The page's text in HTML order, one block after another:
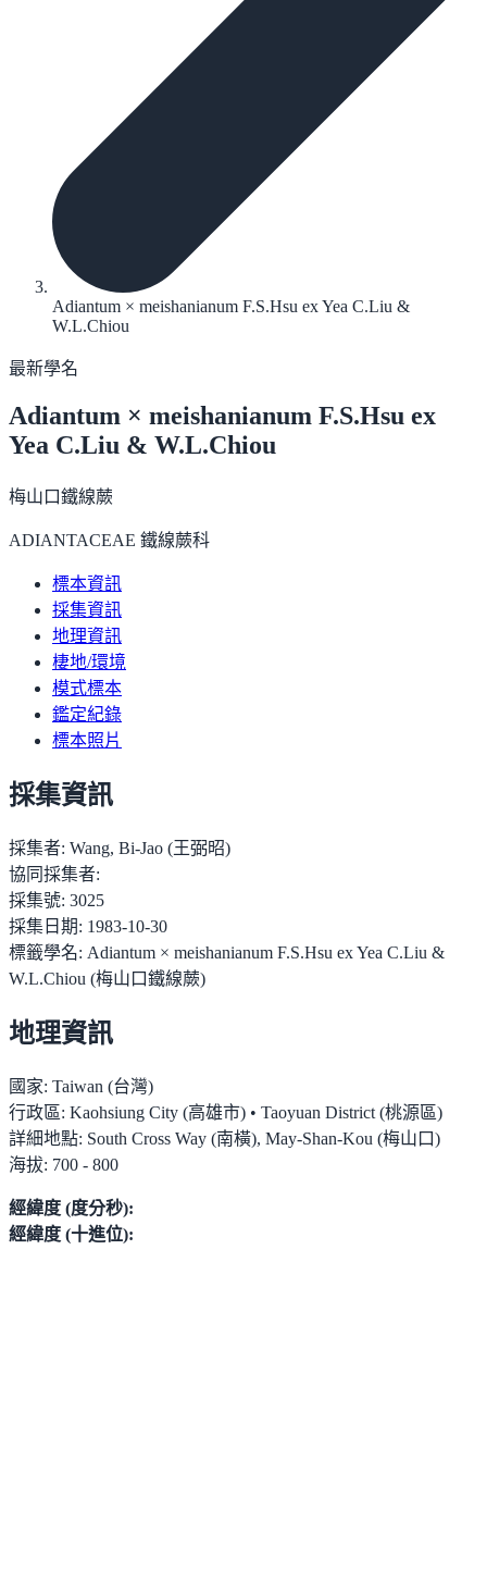
Adiantum × meishanianum F.S.Hsu ex Yea C.Liu &
W.L.Chiou
最新學名
Adiantum × meishanianum F.S.Hsu ex
Yea C.Liu & W.L.Chiou
梅山口鐵線蕨
ADIANTACEAE 鐵線蕨科
標本資訊
採集資訊
地理資訊
棲地/環境
模式標本
鑑定紀錄
標本照片
採集資訊
採集者: Wang, Bi-Jao (王弼昭)
協同採集者:
採集號: 3025
採集日期: 1983-10-30
標籤學名: Adiantum × meishanianum F.S.Hsu ex Yea C.Liu &
W.L.Chiou (梅山口鐵線蕨)
地理資訊
國家: Taiwan (台灣)
行政區: Kaohsiung City (高雄市) • Taoyuan District (桃源區)
詳細地點: South Cross Way (南橫), May-Shan-Kou (梅山口)
海拔: 700 - 800
經緯度 (度分秒):
經緯度 (十進位):